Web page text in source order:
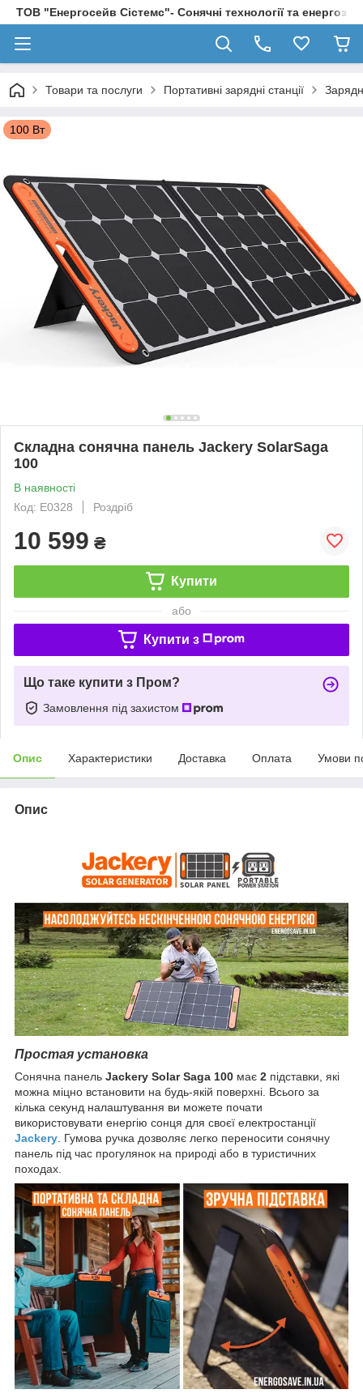
ТОВ "Енергосейв Сістемс"- Сонячні технології та
Товари та послуги Портативні зарядні станції
100 Вт
Складна сонячна панель Jackery SolarSaga
100
В наявності
Код: E0328
Роздріб
10 599 ₴
Купити
або
Купити з
Що таке купити з Пром?
Замовлення під захистом
Опис Характеристики Доставка Оплата Умови
Опис
Простая установка
Сонячна панель Jackery Solar Saga 100 має 2 підставки, які
можна міцно встановити на будь-якій поверхні. Всього за
кілька секунд налаштування ви можете почати
використовувати енергію сонця для своєї електростанції
Jackery . Гумова ручка дозволяє легко переносити сонячну
панель під час прогулянок на природі або в туристичних
походах.